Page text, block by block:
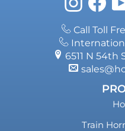
Call Toll
6511 N 54th
Train